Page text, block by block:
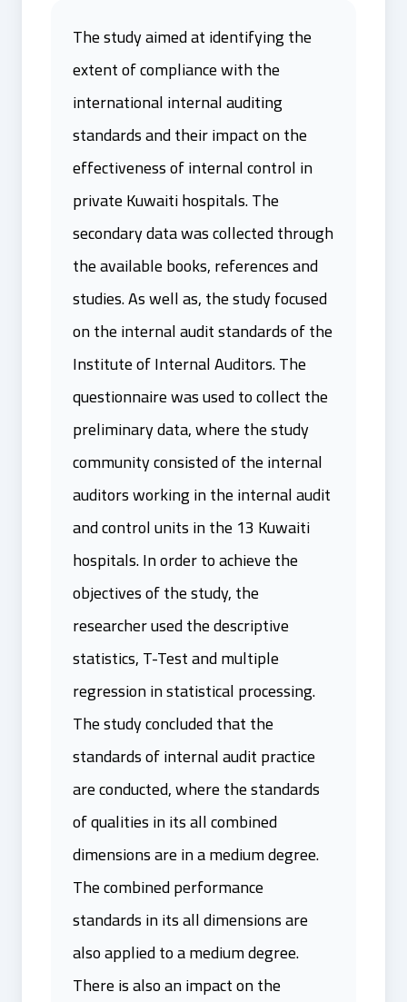
The study aimed at identifying the
extent of compliance with the
international internal auditing
standards and their impact on the
effectiveness of internal control in
private Kuwaiti hospitals. The
secondary data was collected through
the available books, references and
studies. As well as, the study focused
on the internal audit standards of the
Institute of Internal Auditors. The
questionnaire was used to collect the
preliminary data, where the study
community consisted of the internal
auditors working in the internal audit
and control units in the 13 Kuwaiti
hospitals. In order to achieve the
objectives of the study, the
researcher used the descriptive
statistics, T-Test and multiple
regression in statistical processing.
The study concluded that the
standards of internal audit practice
are conducted, where the standards
of qualities in its all combined
dimensions are in a medium degree.
The combined performance
standards in its all dimensions are
also applied to a medium degree.
There is also an impact on the